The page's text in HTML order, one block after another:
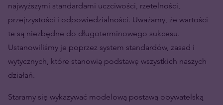
najwyższymi standardami uczciwości, rzetelności,
przejrzystości i odpowiedzialności. Uważamy, że wartości
te są niezbędne do długoterminowego sukcesu.
Ustanowiliśmy je poprzez system standardów, zasad i
wytycznych, które stanowią podstawę wszystkich naszych
działań.
Staramy się wykazywać modelową postawą obywatelską